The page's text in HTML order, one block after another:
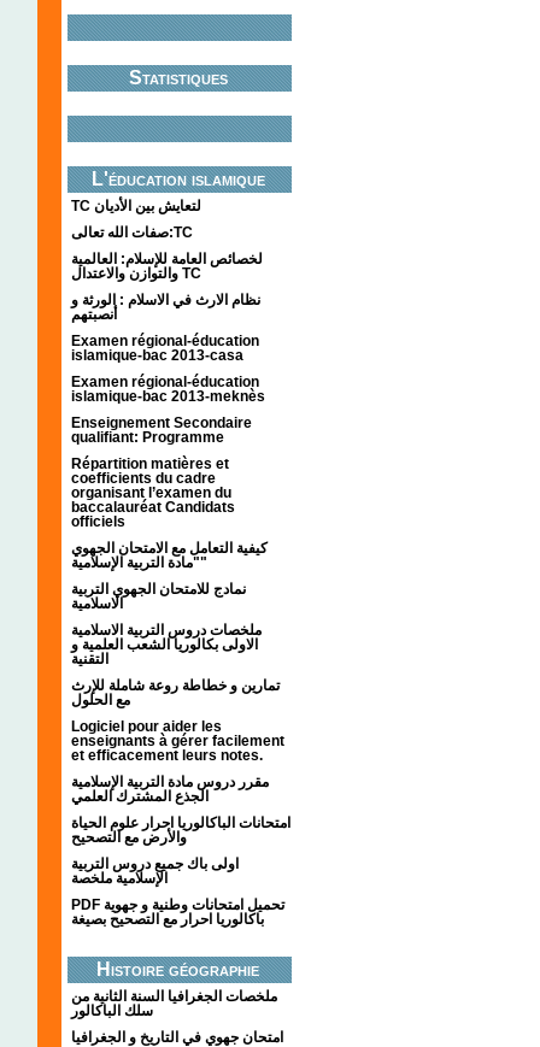
Statistiques
L'éducation islamique
TC لتعايش بين الأديان
صفات الله تعالى:TC
لخصائص العامة للإسلام: العالمية
والتوازن والاعتدال TC
نظام الارث في الاسلام : الورثة و
أنصبتهم
Examen régional-éducation
islamique-bac 2013-casa
Examen régional-éducation
islamique-bac 2013-meknès
Enseignement Secondaire
qualifiant: Programme
Répartition matières et
coefficients du cadre
organisant l’examen du
baccalauréat Candidats
officiels
كيفية التعامل مع الامتحان الجهوي
"مادة التربية الإسلامية"
نمادج للامتحان الجهوي التربية
الاسلامية
ملخصات دروس التربية الاسلامية
الاولى بكالوريا الشعب العلمية و
التقنية
تمارين و خطاطة روعة شاملة للإرث
مع الحلول
Logiciel pour aider les
enseignants à gérer facilement
et efficacement leurs notes.
مقرر دروس مادة التربية الإسلامية
الجذع المشترك العلمي
امتحانات الباكالوريا احرار علوم الحياة
والأرض مع التصحيح
اولى باك جميع دروس التربية
الإسلامية ملخصة
PDF تحميل امتحانات وطنية و جهوية
باكالوريا احرار مع التصحيح بصيغة
Histoire géographie
ملخصات الجغرافيا السنة الثانية من
سلك الباكالور
امتحان جهوي في التاريخ و الجغرافيا